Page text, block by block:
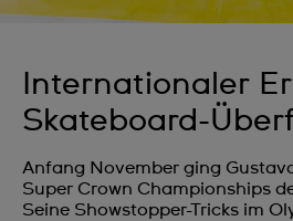
Internationaler
Skateboard-
Anfang November ging
Super Crown Championships
Seine Showstopper-Tricks im